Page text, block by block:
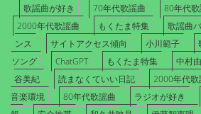
歌謡曲が好き 70年代歌謡曲 80年代
2000年代歌謡曲
もくたま特集 歌謡曲
ンス
サイトアクセス傾向 小川範子
ソング
ChatGPT もくたま特集 中村
谷美紀
読まなくていい日記 2000年代歌
音楽環境
80年代歌謡曲 ラジオが好き